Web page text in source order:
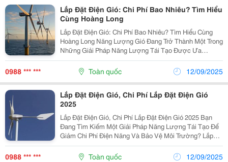
Lắp Đặt Điện Gió: Chi Phí Bao Nhiêu? Tìm Hiểu
Cùng Hoàng Long
Lắp Đặt Điện Gió: Chi Phí Bao Nhiêu? Tìm Hiểu Cùng
Hoàng Long Năng Lượng Gió Đang Trở Thành Một Trong
Những Giải Pháp Năng Lượng Tái Tạo Được Ưa
Chuộng Nhất Tại Việt Nam. Với Xu Hướng Chuyển Đổi
Sang Năng Lượng Xanh, Nhiều Cá Nhân Và Doanh
Nghiệp...
0988 *** *** Toàn quốc 12/09/2025
Lắp Đặt Điện Gió, Chi Phí Lắp Đặt Điện Gió
2025
Lắp Đặt Điện Gió, Chi Phí Lắp Đặt Điện Gió 2025 Bạn
Đang Tìm Kiếm Một Giải Pháp Năng Lượng Tái Tạo Để
Giảm Chi Phí Điện Năng Và Bảo Vệ Môi Trường? Lắp
Đặt Hệ Thống Điện Gió Gia Đình Là Lựa Chọn Hoàn Hảo
Cho Các Hộ Gia Đình Tại Đà Nẵng. Công Ty Cổ...
0988 *** *** Toàn quốc 12/09/2025